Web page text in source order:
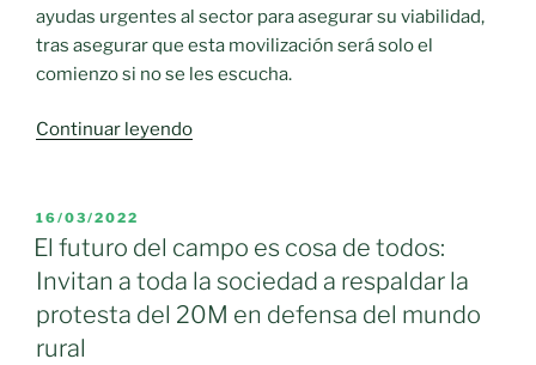
ayudas urgentes al sector para asegurar su viabilidad,
tras asegurar que esta movilización será solo el
comienzo si no se les escucha.
Continuar leyendo«El
Madrid
para
exigir
ayudas
PUBLICADO
EL
16/03/2022
El futuro del campo es cosa de todos:
Invitan a toda la sociedad a respaldar la
protesta del 20M en defensa del mundo
rural